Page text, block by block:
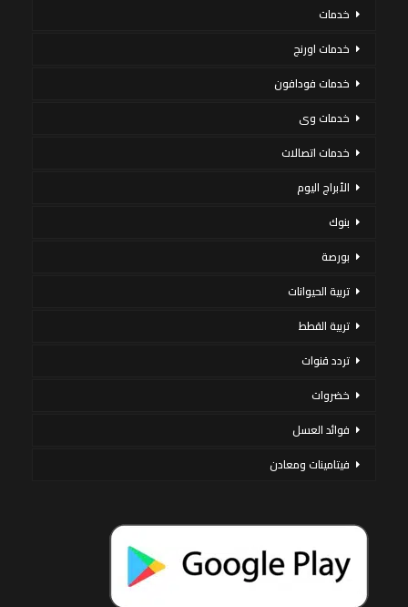
خدمات
خدمات اورنج
خدمات فودافون
خدمات وى
خدمات اتصالات
الأبراج اليوم
بنوك
بورصة
تربية الحيوانات
تربية القطط
تردد قنوات
خضروات
فوائد العسل
فيتامينات ومعادن